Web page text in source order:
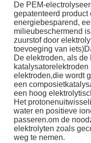
De PEM-
gepatenteerd product
energiebesparend,
milieubeschermend
zuurstof door
toevoeging van
De elektroden, als
elektroden,die wordt
een
een hoog
Het
water en positieve
passeren.om de
elektrolyten zoals
weg te nemen.